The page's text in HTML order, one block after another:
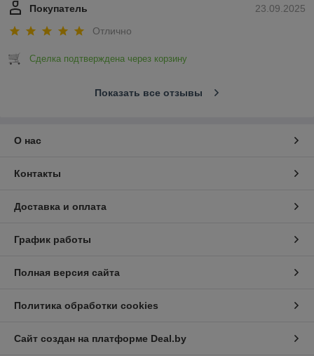
23.09.2025
Покупатель
Отлично
Сделка подтверждена через корзину
Показать все отзывы
О нас
Контакты
Доставка и оплата
График работы
Полная версия сайта
Политика обработки cookies
Сайт создан на платформе Deal.by